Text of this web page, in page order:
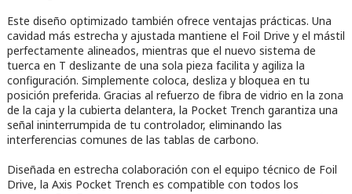
Este diseño optimizado también ofrece ventajas prácticas. Una
cavidad más estrecha y ajustada mantiene el Foil Drive y el mástil
perfectamente alineados, mientras que el nuevo sistema de
tuerca en T deslizante de una sola pieza facilita y agiliza la
configuración. Simplemente coloca, desliza y bloquea en tu
posición preferida. Gracias al refuerzo de fibra de vidrio en la zona
de la caja y la cubierta delantera, la Pocket Trench garantiza una
señal ininterrumpida de tu controlador, eliminando las
interferencias comunes de las tablas de carbono.
Diseñada en estrecha colaboración con el equipo técnico de Foil
Drive, la Axis Pocket Trench es compatible con todos los